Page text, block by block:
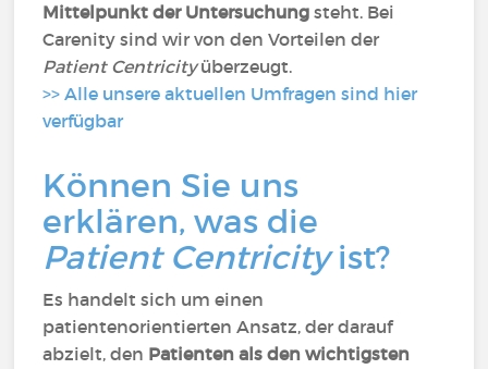
Mittelpunkt der Untersuchung steht. Bei
Carenity sind wir von den Vorteilen der
Patient Centricityüberzeugt.
>> Alle unsere aktuellen Umfragen sind hier
verfügbar
Können Sie uns
erklären, was die
Patient Centricityist?
Es handelt sich um einen
patientenorientierten Ansatz, der darauf
abzielt, den Patienten als den wichtigsten